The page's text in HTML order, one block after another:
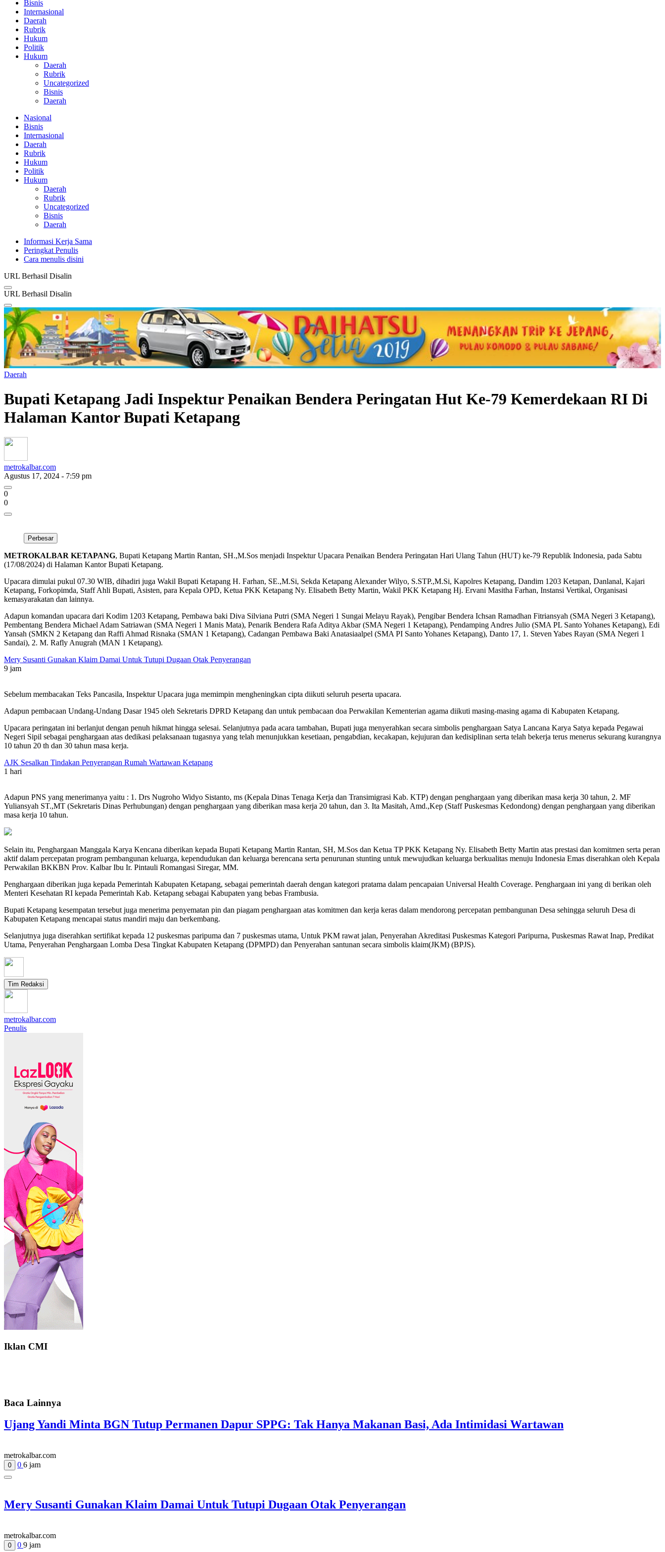
Bisnis
Internasional
Daerah
Rubrik
Hukum
Politik
Hukum
Daerah
Rubrik
Uncategorized
Bisnis
Daerah
Nasional
Bisnis
Internasional
Daerah
Rubrik
Hukum
Politik
Hukum
Daerah
Rubrik
Uncategorized
Bisnis
Daerah
Informasi Kerja Sama
Peringkat Penulis
Cara menulis disini
URL Berhasil Disalin
URL Berhasil Disalin
Daerah
Bupati Ketapang Jadi Inspektur Penaikan Bendera Peringatan Hut Ke-79 Kemerdekaan RI Di
Halaman Kantor Bupati Ketapang
metrokalbar.com
Agustus 17, 2024 - 7:59 pm
0
0
Perbesar
METROKALBAR KETAPANG, Bupati Ketapang Martin Rantan, SH.,M.Sos menjadi Inspektur Upacara Penaikan Bendera Peringatan Hari Ulang Tahun (HUT) ke-79 Republik Indonesia, pada Sabtu
(17/08/2024) di Halaman Kantor Bupati Ketapang.
Upacara dimulai pukul 07.30 WIB, dihadiri juga Wakil Bupati Ketapang H. Farhan, SE.,M.Si, Sekda Ketapang Alexander Wilyo, S.STP.,M.Si, Kapolres Ketapang, Dandim 1203 Ketapan, Danlanal, Kajari
Ketapang, Forkopimda, Staff Ahli Bupati, Asisten, para Kepala OPD, Ketua PKK Ketapang Ny. Elisabeth Betty Martin, Wakil PKK Ketapang Hj. Ervani Masitha Farhan, Instansi Vertikal, Organisasi
kemasyarakatan dan lainnya.
Adapun komandan upacara dari Kodim 1203 Ketapang, Pembawa baki Diva Silviana Putri (SMA Negeri 1 Sungai Melayu Rayak), Pengibar Bendera Ichsan Ramadhan Fitriansyah (SMA Negeri 3 Ketapang),
Pembentang Bendera Michael Adam Satriawan (SMA Negeri 1 Manis Mata), Penarik Bendera Rafa Aditya Akbar (SMA Negeri 1 Ketapang), Pendamping Andres Julio (SMA PL Santo Yohanes Ketapang), Edi
Yansah (SMKN 2 Ketapang dan Raffi Ahmad Risnaka (SMAN 1 Ketapang), Cadangan Pembawa Baki Anatasiaalpel (SMA PI Santo Yohanes Ketapang), Danto 17, 1. Steven Yabes Rayan (SMA Negeri 1
Sandai), 2. M. Rafly Anugrah (MAN 1 Ketapang).
Mery Susanti Gunakan Klaim Damai Untuk Tutupi Dugaan Otak Penyerangan
9 jam
Sebelum membacakan Teks Pancasila, Inspektur Upacara juga memimpin mengheningkan cipta diikuti seluruh peserta upacara.
Adapun pembacaan Undang-Undang Dasar 1945 oleh Sekretaris DPRD Ketapang dan untuk pembacaan doa Perwakilan Kementerian agama diikuti masing-masing agama di Kabupaten Ketapang.
Upacara peringatan ini berlanjut dengan penuh hikmat hingga selesai. Selanjutnya pada acara tambahan, Bupati juga menyerahkan secara simbolis penghargaan Satya Lancana Karya Satya kepada Pegawai
Negeri Sipil sebagai penghargaan atas dedikasi pelaksanaan tugasnya yang telah menunjukkan kesetiaan, pengabdian, kecakapan, kejujuran dan kedisiplinan serta telah bekerja terus menerus sekurang kurangnya
10 tahun 20 th dan 30 tahun masa kerja.
AJK Sesalkan Tindakan Penyerangan Rumah Wartawan Ketapang
1 hari
Adapun PNS yang menerimanya yaitu : 1. Drs Nugroho Widyo Sistanto, ms (Kepala Dinas Tenaga Kerja dan Transimigrasi Kab. KTP) dengan penghargaan yang diberikan masa kerja 30 tahun, 2. MF
Yuliansyah ST.,MT (Sekretaris Dinas Perhubungan) dengan penghargaan yang diberikan masa kerja 20 tahun, dan 3. Ita Masitah, Amd.,Kep (Staff Puskesmas Kedondong) dengan penghargaan yang diberikan
masa kerja 10 tahun.
Selain itu, Penghargaan Manggala Karya Kencana diberikan kepada Bupati Ketapang Martin Rantan, SH, M.Sos dan Ketua TP PKK Ketapang Ny. Elisabeth Betty Martin atas prestasi dan komitmen serta peran
aktif dalam percepatan program pembangunan keluarga, kependudukan dan keluarga berencana serta penurunan stunting untuk mewujudkan keluarga berkualitas menuju Indonesia Emas diserahkan oleh Kepala
Perwakilan BKKBN Prov. Kalbar Ibu Ir. Pintauli Romangasi Siregar, MM.
Penghargaan diberikan juga kepada Pemerintah Kabupaten Ketapang, sebagai pemerintah daerah dengan kategori pratama dalam pencapaian Universal Health Coverage. Penghargaan ini yang di berikan oleh
Menteri Kesehatan RI kepada Pemerintah Kab. Ketapang sebagai Kabupaten yang bebas Frambusia.
Bupati Ketapang kesempatan tersebut juga menerima penyematan pin dan piagam penghargaan atas komitmen dan kerja keras dalam mendorong percepatan pembangunan Desa sehingga seluruh Desa di
Kabupaten Ketapang mencapai status mandiri maju dan berkembang.
Selanjutnya juga diserahkan sertifikat kepada 12 puskesmas paripuma dan 7 puskesmas utama, Untuk PKM rawat jalan, Penyerahan Akreditasi Puskesmas Kategori Paripurna, Puskesmas Rawat Inap, Predikat
Utama, Penyerahan Penghargaan Lomba Desa Tingkat Kabupaten Ketapang (DPMPD) dan Penyerahan santunan secara simbolis klaim(JKM) (BPJS).
Tim Redaksi
metrokalbar.com
Penulis
Iklan CMI
Baca Lainnya
Ujang Yandi Minta BGN Tutup Permanen Dapur SPPG: Tak Hanya Makanan Basi, Ada Intimidasi Wartawan
metrokalbar.com
0 0 6 jam
Mery Susanti Gunakan Klaim Damai Untuk Tutupi Dugaan Otak Penyerangan
metrokalbar.com
0 0 9 jam